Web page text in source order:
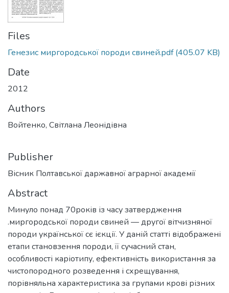
Files
Генезис миргородської породи свиней.pdf(405.07 KB)
Date
2012
Authors
Войтенко, Світлана Леонідівна
Publisher
Вісник Полтавської даржавної аграрної академії
Abstract
Минуло понад 70років із часу затвердження
.миргородської породи свиней — другої вітчизняної
породи української сє ієкції. У даній статті відображені
етапи становзення породи, її сучасний стан,
особливості каріотипу, ефективність використання за
чистопородного розведення і схрещування,
порівняльна характеристика за групами крові різних